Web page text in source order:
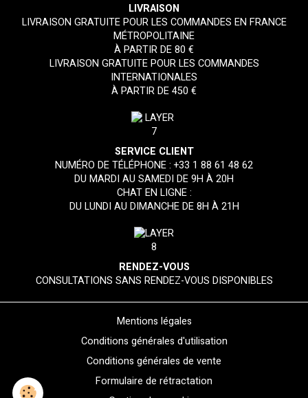
LIVRAISON
LIVRAISON GRATUITE POUR LES COMMANDES EN FRANCE
MÉTROPOLITAINE
À PARTIR DE 80 €
LIVRAISON GRATUITE POUR LES COMMANDES
INTERNATIONALES
À PARTIR DE 450 €
SERVICE CLIENT
NUMÉRO DE TÉLÉPHONE :+33 1 88 61 48 62
DU MARDI AU SAMEDI DE 9H À 20H
CHAT EN LIGNE :
DU LUNDI AU DIMANCHE DE 8H À 21H
RENDEZ-VOUS
CONSULTATIONS SANS RENDEZ-VOUS DISPONIBLES
Mentions légales
Conditions générales d'utilisation
Conditions générales de vente
Formulaire de rétractation